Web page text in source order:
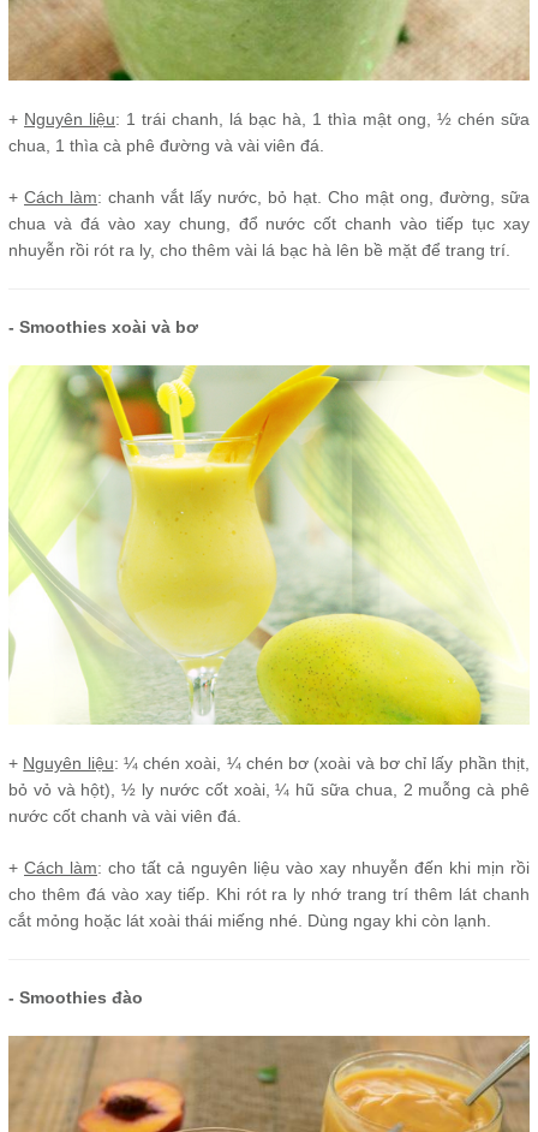
+ Nguyên liệu: 1 trái chanh, lá bạc hà, 1 thìa mật ong, ½ chén sữa
chua, 1 thìa cà phê đường và vài viên đá.
+ Cách làm: chanh vắt lấy nước, bỏ hạt. Cho mật ong, đường, sữa
chua và đá vào xay chung, đổ nước cốt chanh vào tiếp tục xay
nhuyễn rồi rót ra ly, cho thêm vài lá bạc hà lên bề mặt để trang trí.
- Smoothies xoài và bơ
+ Nguyên liệu: ¼ chén xoài, ¼ chén bơ (xoài và bơ chỉ lấy phần thịt,
bỏ vỏ và hột), ½ ly nước cốt xoài, ¼ hũ sữa chua, 2 muỗng cà phê
nước cốt chanh và vài viên đá.
+ Cách làm: cho tất cả nguyên liệu vào xay nhuyễn đến khi mịn rồi
cho thêm đá vào xay tiếp. Khi rót ra ly nhớ trang trí thêm lát chanh
cắt mỏng hoặc lát xoài thái miếng nhé. Dùng ngay khi còn lạnh.
- Smoothies đào